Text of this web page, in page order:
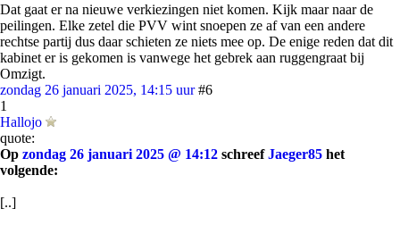
Dat gaat er na nieuwe verkiezingen niet komen. Kijk maar naar de
peilingen. Elke zetel die PVV wint snoepen ze af van een andere
rechtse partij dus daar schieten ze niets mee op. De enige reden dat dit
kabinet er is gekomen is vanwege het gebrek aan ruggengraat bij
Omzigt.
zondag 26 januari 2025, 14:15 uur #6
1
Hallojo
quote:
Op zondag 26 januari 2025 @ 14:12 schreefJaeger85 het
volgende:
[..]